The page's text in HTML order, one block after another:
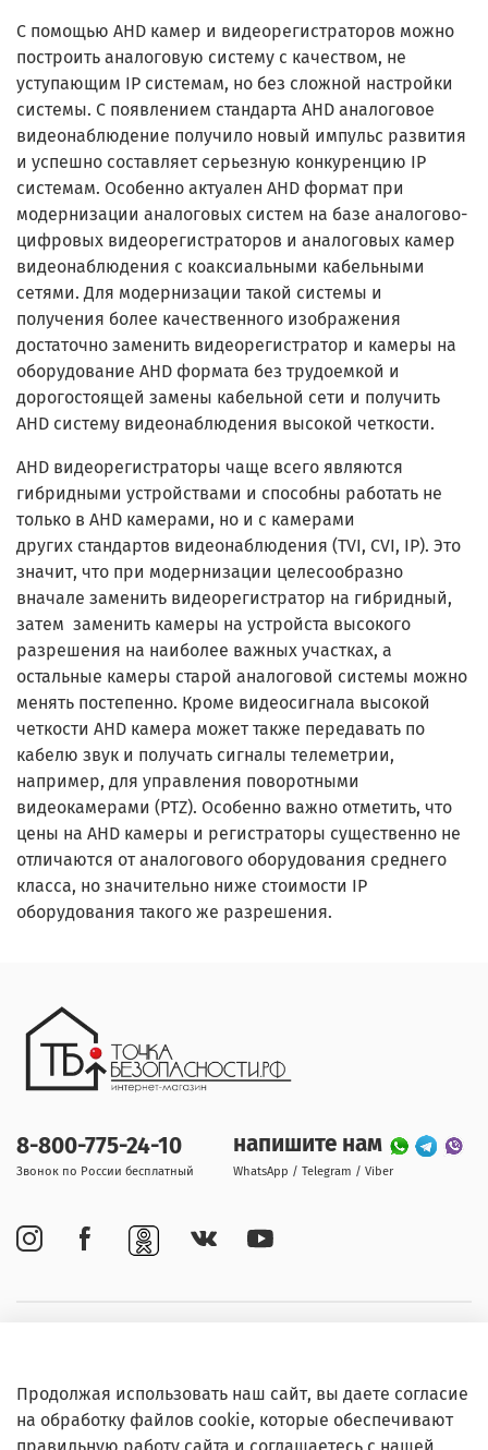
С помощью AHD камер и видеорегистраторов можно
построить аналоговую систему с качеством, не
уступающим IP системам, но без сложной настройки
системы. С появлением стандарта AHD аналоговое
видеонаблюдение получило новый импульс развития
и успешно составляет серьезную конкуренцию IP
системам. Особенно актуален AHD формат при
модернизации аналоговых систем на базе аналогово-
цифровых видеорегистраторов и аналоговых камер
видеонаблюдения с коаксиальными кабельными
сетями. Для модернизации такой системы и
получения более качественного изображения
достаточно заменить видеорегистратор и камеры на
оборудование AHD формата без трудоемкой и
дорогостоящей замены кабельной сети и получить
AHD систему видеонаблюдения высокой четкости.
AHD видеорегистраторы чаще всего являются
гибридными устройствами и способны работать не
только в AHD камерами, но и с камерами
других стандартов видеонаблюдения (TVI, CVI, IP). Это
значит, что при модернизации целесообразно
вначале заменить видеорегистратор на гибридный,
затем заменить камеры на устройста высокого
разрешения на наиболее важных участках, а
остальные камеры старой аналоговой системы можно
менять постепенно. Кроме видеосигнала высокой
четкости AHD камера может также передавать по
кабелю звук и получать сигналы телеметрии,
например, для управления поворотными
видеокамерами (PTZ). Особенно важно отметить, что
цены на AHD камеры и регистраторы существенно не
отличаются от аналогового оборудования среднего
класса, но значительно ниже стоимости IP
оборудования такого же разрешения.
Информация
8-800-775-24-10
Звонок по России бесплатный
напишите нам
WhatsApp / Telegram / Viber
Продолжая использовать наш сайт, вы даете согласие
на обработку файлов cookie, которые обеспечивают